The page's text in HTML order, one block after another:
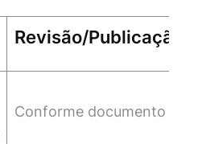
Revisão/Publicação
Conforme documento